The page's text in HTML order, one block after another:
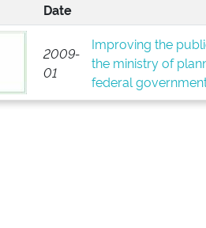
Date
2009-
01
Improving the
the ministry of
federal